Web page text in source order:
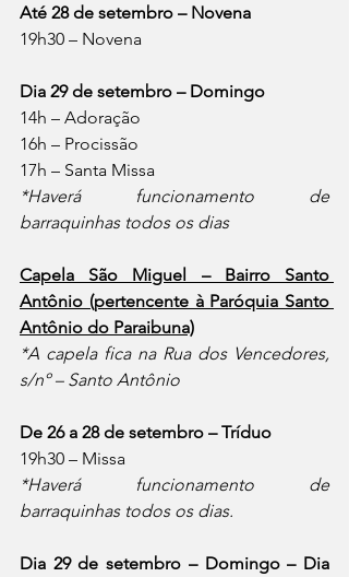
Até 28 de setembro – Novena
19h30 – Novena
Dia 29 de setembro – Domingo
14h – Adoração
16h – Procissão
17h – Santa Missa
*Haverá funcionamento de
barraquinhas todos os dias
Capela São Miguel – Bairro Santo
Antônio (pertencente à Paróquia Santo
Antônio do Paraibuna)
*A capela fica na Rua dos Vencedores,
s/nº – Santo Antônio
De 26 a 28 de setembro – Tríduo
19h30 – Missa
*Haverá funcionamento de
barraquinhas todos os dias.
Dia 29 de setembro – Domingo – Dia